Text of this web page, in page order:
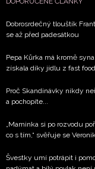
Dobrosrdečný tlouštík
se až před padesátkou
Pepa Kůrka má kromě
získala díky jídlu z fast
Proč Skandinávky nikdy
a pochopíte...
„Maminka si po rozvodu
co s tím,“ svěřuje se
Švestky umí potrápit i